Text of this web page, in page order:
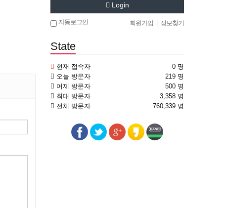
Login
자동로그인 회원가입 정보찾기
State
현재 접속자
0 명
오늘 방문자
219 명
어제 방문자
500 명
최대 방문자
3,358 명
전체 방문자
760,339 명